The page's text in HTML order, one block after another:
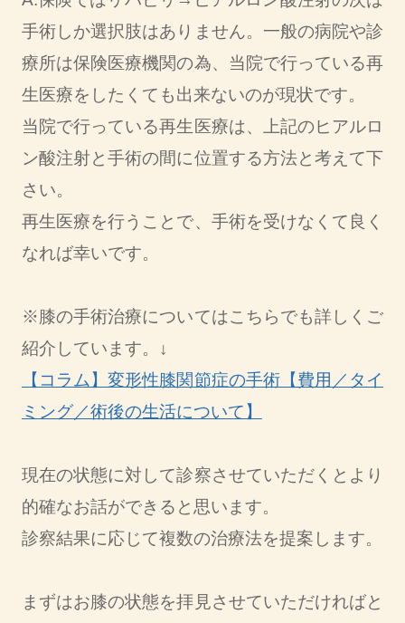
手術しか選択肢はありません。一般の病院や診
療所は保険医療機関の為、当院で行っている再
生医療をしたくても出来ないのが現状です。
当院で行っている再生医療は、上記のヒアルロ
ン酸注射と手術の間に位置する方法と考えて下
さい。
再生医療を行うことで、手術を受けなくて良く
なれば幸いです。
※膝の手術治療についてはこちらでも詳しくご
紹介しています。↓
【コラム】変形性膝関節症の手術【費用／タイ
ミング／術後の生活について】
現在の状態に対して診察させていただくとより
的確なお話ができると思います。
診察結果に応じて複数の治療法を提案します。
まずはお膝の状態を拝見させていただければと